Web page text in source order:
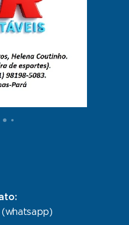
(whatsapp)